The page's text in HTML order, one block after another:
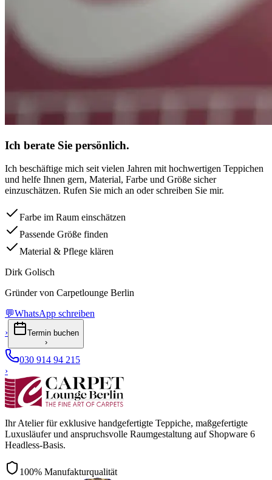
Ich berate Sie persönlich.
Ich beschäftige mich seit vielen Jahren mit hochwertigen Teppichen
und helfe Ihnen gern, Material, Farbe und Größe sicher
einzuschätzen. Rufen Sie mich an oder schreiben Sie mir.
Farbe im Raum einschätzen
Passende Größe finden
Material & Pflege klären
Dirk Golisch
Gründer von Carpetlounge Berlin
💬WhatsApp schreiben
›
Termin buchen
›
030 914 94 215
›
Ihr Atelier für exklusive handgefertigte Teppiche, maßgefertigte
Luxusläufer und anspruchsvolle Raumgestaltung auf Shopware 6
Headless-Basis.
100% Manufakturqualität